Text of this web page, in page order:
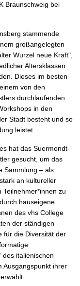
Braunschweig bei
stammende
großangelegten
Wurzel neue Kraft",
Altersklassen
Dieses im besten
von den
durchlaufenden
in den
Stadt besteht und so
leistet.
hat das Suermondt-
gesucht, um das
Sammlung – als
an kultureller
zu
hauseigene
des vhs College
der ständigen
für die Diversität der
des italienischen
Ausgangspunkt ihrer